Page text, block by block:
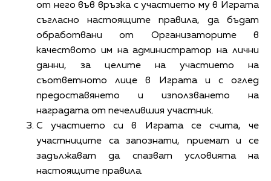
от него във връзка с участието му в Играта
съгласно настоящите правила, да бъдат
обработвани от Организаторите в
качеството им на администратор на лични
данни, за целите на участието на
съответното лице в Играта и с оглед
предоставянето и използването на
наградата от печелившия участник.
С участието си в Играта се счита, че
участниците са запознати, приемат и се
задължават да спазват условията на
настоящите правила.